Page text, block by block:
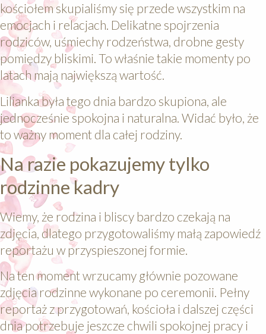
kościołem skupialiśmy się przede wszystkim na
emocjach i relacjach. Delikatne spojrzenia
rodziców, uśmiechy rodzeństwa, drobne gesty
pomiędzy bliskimi. To właśnie takie momenty po
latach mają największą wartość.
Lilianka była tego dnia bardzo skupiona, ale
jednocześnie spokojna i naturalna. Widać było, że
to ważny moment dla całej rodziny.
Na razie pokazujemy tylko
rodzinne kadry
Wiemy, że rodzina i bliscy bardzo czekają na
zdjęcia, dlatego przygotowaliśmy małą zapowiedź
reportażu w przyspieszonej formie.
Na ten moment wrzucamy głównie pozowane
zdjęcia rodzinne wykonane po ceremonii. Pełny
reportaż z przygotowań, kościoła i dalszej części
dnia potrzebuje jeszcze chwili spokojnej pracy i